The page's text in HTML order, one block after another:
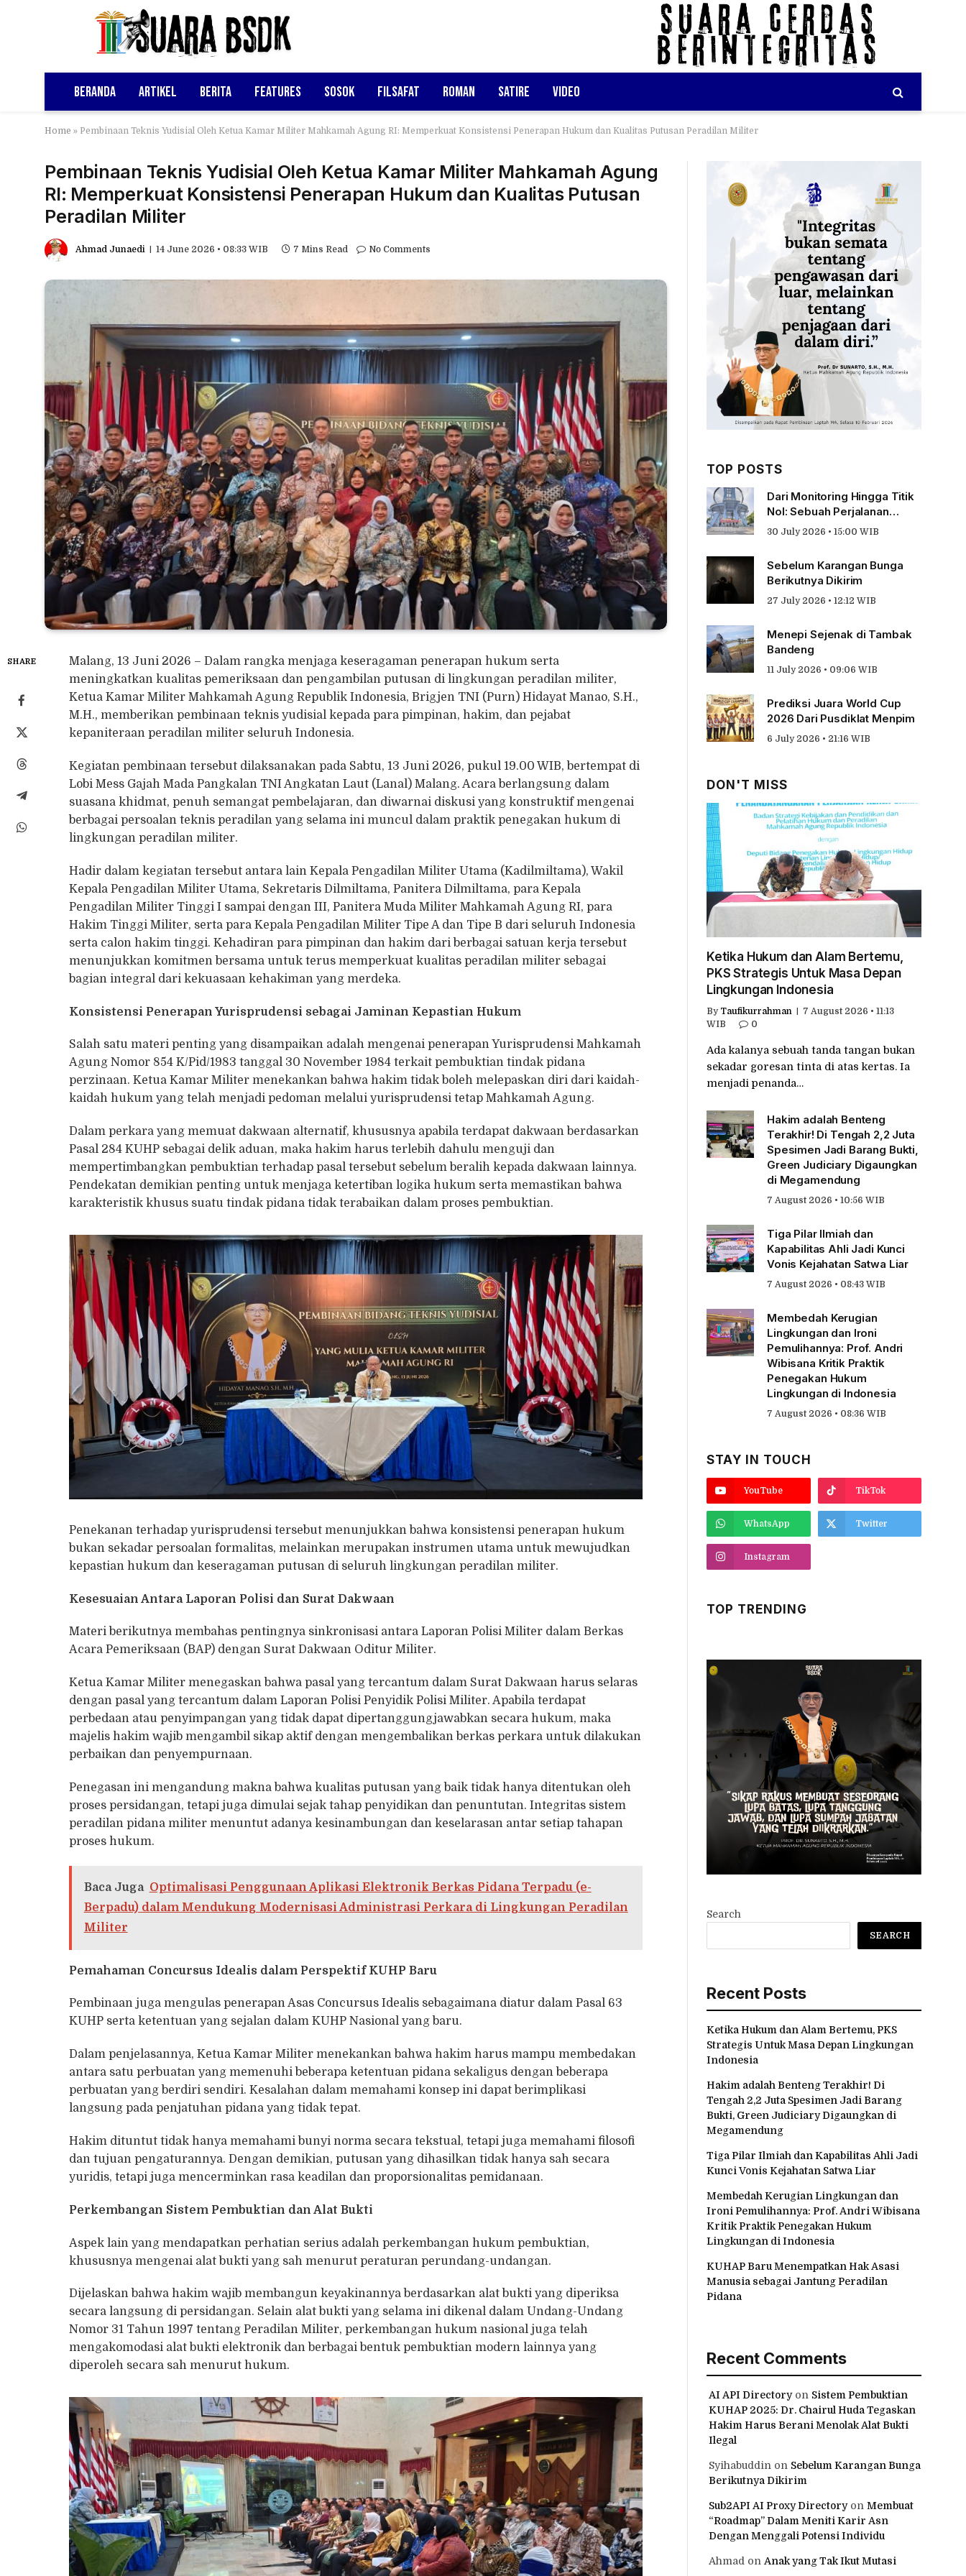
Beranda Artikel Berita Features Sosok Filsafat Roman Satire Video
Home » Pembinaan Teknis Yudisial Oleh Ketua Kamar Militer Mahkamah Agung RI: Memperkuat Konsistensi Penerapan Hukum dan Kualitas Putusan Peradilan Militer
Pembinaan Teknis Yudisial Oleh Ketua Kamar Militer Mahkamah Agung
RI: Memperkuat Konsistensi Penerapan Hukum dan Kualitas Putusan
Peradilan Militer
Ahmad Junaedi 14 June 2026 • 08:33 WIB 7 Mins Read No Comments
SHARE
Malang, 13 Juni 2026 – Dalam rangka menjaga keseragaman penerapan hukum serta
meningkatkan kualitas pemeriksaan dan pengambilan putusan di lingkungan peradilan militer,
Ketua Kamar Militer Mahkamah Agung Republik Indonesia, Brigjen TNI (Purn) Hidayat Manao, S.H.,
M.H., memberikan pembinaan teknis yudisial kepada para pimpinan, hakim, dan pejabat
kepaniteraan peradilan militer seluruh Indonesia.
Kegiatan pembinaan tersebut dilaksanakan pada Sabtu, 13 Juni 2026, pukul 19.00 WIB, bertempat di
Lobi Mess Gajah Mada Pangkalan TNI Angkatan Laut (Lanal) Malang. Acara berlangsung dalam
suasana khidmat, penuh semangat pembelajaran, dan diwarnai diskusi yang konstruktif mengenai
berbagai persoalan teknis peradilan yang selama ini muncul dalam praktik penegakan hukum di
lingkungan peradilan militer.
Hadir dalam kegiatan tersebut antara lain Kepala Pengadilan Militer Utama (Kadilmiltama), Wakil
Kepala Pengadilan Militer Utama, Sekretaris Dilmiltama, Panitera Dilmiltama, para Kepala
Pengadilan Militer Tinggi I sampai dengan III, Panitera Muda Militer Mahkamah Agung RI, para
Hakim Tinggi Militer, serta para Kepala Pengadilan Militer Tipe A dan Tipe B dari seluruh Indonesia
serta calon hakim tinggi. Kehadiran para pimpinan dan hakim dari berbagai satuan kerja tersebut
menunjukkan komitmen bersama untuk terus memperkuat kualitas peradilan militer sebagai
bagian integral dari kekuasaan kehakiman yang merdeka.
Konsistensi Penerapan Yurisprudensi sebagai Jaminan Kepastian Hukum
Salah satu materi penting yang disampaikan adalah mengenai penerapan Yurisprudensi Mahkamah
Agung Nomor 854 K/Pid/1983 tanggal 30 November 1984 terkait pembuktian tindak pidana
perzinaan. Ketua Kamar Militer menekankan bahwa hakim tidak boleh melepaskan diri dari kaidah-
kaidah hukum yang telah menjadi pedoman melalui yurisprudensi tetap Mahkamah Agung.
Dalam perkara yang memuat dakwaan alternatif, khususnya apabila terdapat dakwaan berdasarkan
Pasal 284 KUHP sebagai delik aduan, maka hakim harus terlebih dahulu menguji dan
mempertimbangkan pembuktian terhadap pasal tersebut sebelum beralih kepada dakwaan lainnya.
Pendekatan demikian penting untuk menjaga ketertiban logika hukum serta memastikan bahwa
karakteristik khusus suatu tindak pidana tidak terabaikan dalam proses pembuktian.
Penekanan terhadap yurisprudensi tersebut menunjukkan bahwa konsistensi penerapan hukum
bukan sekadar persoalan formalitas, melainkan merupakan instrumen utama untuk mewujudkan
kepastian hukum dan keseragaman putusan di seluruh lingkungan peradilan militer.
Kesesuaian Antara Laporan Polisi dan Surat Dakwaan
Materi berikutnya membahas pentingnya sinkronisasi antara Laporan Polisi Militer dalam Berkas
Acara Pemeriksaan (BAP) dengan Surat Dakwaan Oditur Militer.
Ketua Kamar Militer menegaskan bahwa pasal yang tercantum dalam Surat Dakwaan harus selaras
dengan pasal yang tercantum dalam Laporan Polisi Penyidik Polisi Militer. Apabila terdapat
perbedaan atau penyimpangan yang tidak dapat dipertanggungjawabkan secara hukum, maka
majelis hakim wajib mengambil sikap aktif dengan mengembalikan berkas perkara untuk dilakukan
perbaikan dan penyempurnaan.
Penegasan ini mengandung makna bahwa kualitas putusan yang baik tidak hanya ditentukan oleh
proses persidangan, tetapi juga dimulai sejak tahap penyidikan dan penuntutan. Integritas sistem
peradilan pidana militer menuntut adanya kesinambungan dan keselarasan antar setiap tahapan
proses hukum.
Baca Juga Optimalisasi Penggunaan Aplikasi Elektronik Berkas Pidana Terpadu (e-
Berpadu) dalam Mendukung Modernisasi Administrasi Perkara di Lingkungan Peradilan
Militer
Pemahaman Concursus Idealis dalam Perspektif KUHP Baru
Pembinaan juga mengulas penerapan Asas Concursus Idealis sebagaimana diatur dalam Pasal 63
KUHP serta ketentuan yang sejalan dalam KUHP Nasional yang baru.
Dalam penjelasannya, Ketua Kamar Militer menekankan bahwa hakim harus mampu membedakan
antara satu perbuatan yang memenuhi beberapa ketentuan pidana sekaligus dengan beberapa
perbuatan yang berdiri sendiri. Kesalahan dalam memahami konsep ini dapat berimplikasi
langsung pada penjatuhan pidana yang tidak tepat.
Hakim dituntut tidak hanya memahami bunyi norma secara tekstual, tetapi juga memahami filosofi
dan tujuan pengaturannya. Dengan demikian, putusan yang dihasilkan tidak hanya sah secara
yuridis, tetapi juga mencerminkan rasa keadilan dan proporsionalitas pemidanaan.
Perkembangan Sistem Pembuktian dan Alat Bukti
Aspek lain yang mendapatkan perhatian serius adalah perkembangan hukum pembuktian,
khususnya mengenai alat bukti yang sah menurut peraturan perundang-undangan.
Dijelaskan bahwa hakim wajib membangun keyakinannya berdasarkan alat bukti yang diperiksa
secara langsung di persidangan. Selain alat bukti yang selama ini dikenal dalam Undang-Undang
Nomor 31 Tahun 1997 tentang Peradilan Militer, perkembangan hukum nasional juga telah
mengakomodasi alat bukti elektronik dan berbagai bentuk pembuktian modern lainnya yang
diperoleh secara sah menurut hukum.
TOP POSTS
Dari Monitoring Hingga Titik
Nol: Sebuah Perjalanan
Tentang Pengabdian
30 July 2026 • 15:00 WIB
Sebelum Karangan Bunga
Berikutnya Dikirim
27 July 2026 • 12:12 WIB
Menepi Sejenak di Tambak
Bandeng
11 July 2026 • 09:06 WIB
Prediksi Juara World Cup
2026 Dari Pusdiklat Menpim
6 July 2026 • 21:16 WIB
DON'T MISS
Ketika Hukum dan Alam Bertemu,
PKS Strategis Untuk Masa Depan
Lingkungan Indonesia
By Taufikurrahman
7 August 2026 • 11:13
WIB
0
Ada kalanya sebuah tanda tangan bukan
sekadar goresan tinta di atas kertas. Ia
menjadi penanda…
Hakim adalah Benteng
Terakhir! Di Tengah 2,2 Juta
Spesimen Jadi Barang Bukti,
Green Judiciary Digaungkan
di Megamendung
7 August 2026 • 10:56 WIB
Tiga Pilar Ilmiah dan
Kapabilitas Ahli Jadi Kunci
Vonis Kejahatan Satwa Liar
7 August 2026 • 08:43 WIB
Membedah Kerugian
Lingkungan dan Ironi
Pemulihannya: Prof. Andri
Wibisana Kritik Praktik
Penegakan Hukum
Lingkungan di Indonesia
7 August 2026 • 08:36 WIB
STAY IN TOUCH
YouTube TikTok
WhatsApp Twitter
Instagram
TOP TRENDING
Search
SEARCH
Recent Posts
Ketika Hukum dan Alam Bertemu, PKS
Strategis Untuk Masa Depan Lingkungan
Indonesia
Hakim adalah Benteng Terakhir! Di
Tengah 2,2 Juta Spesimen Jadi Barang
Bukti, Green Judiciary Digaungkan di
Megamendung
Tiga Pilar Ilmiah dan Kapabilitas Ahli Jadi
Kunci Vonis Kejahatan Satwa Liar
Membedah Kerugian Lingkungan dan
Ironi Pemulihannya: Prof. Andri Wibisana
Kritik Praktik Penegakan Hukum
Lingkungan di Indonesia
KUHAP Baru Menempatkan Hak Asasi
Manusia sebagai Jantung Peradilan
Pidana
Recent Comments
AI API Directoryon Sistem Pembuktian
KUHAP 2025: Dr. Chairul Huda Tegaskan
Hakim Harus Berani Menolak Alat Bukti
Ilegal
Syihabuddin on Sebelum Karangan Bunga
Berikutnya Dikirim
Sub2API AI Proxy Directoryon Membuat
“Roadmap” Dalam Meniti Karir Asn
Dengan Menggali Potensi Individu
Ahmad on Anak yang Tak Ikut Mutasi